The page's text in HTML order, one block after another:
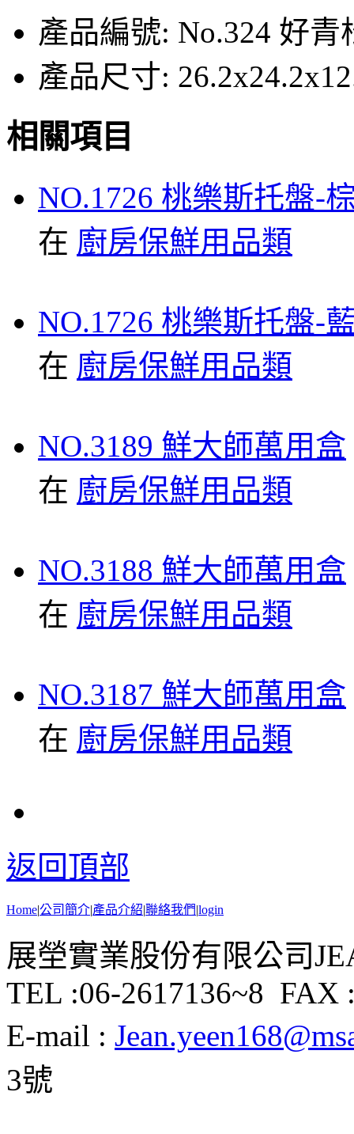
產品編號: No.324 好
產品尺寸:
相關項目
NO.1726 桃樂斯托盤-
在 廚房保鮮用品類
NO.1726 桃樂斯托盤-
在 廚房保鮮用品類
NO.3189 鮮大師萬用盒
在 廚房保鮮用品類
NO.3188 鮮大師萬用盒
在 廚房保鮮用品類
NO.3187 鮮大師萬用盒
在 廚房保鮮用品類
返回頂部
Home|公司簡介|產品介紹|聯絡我們|login
展塋實業股份有限公司
TEL :06-2617136~8 FAX
E-mail :
3號